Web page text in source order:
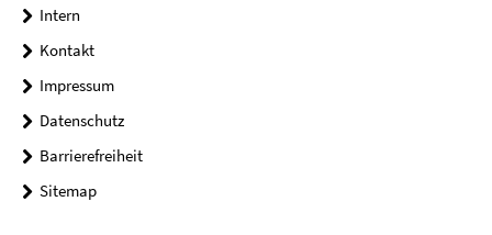
Intern
Kontakt
Impressum
Datenschutz
Barrierefreiheit
Sitemap